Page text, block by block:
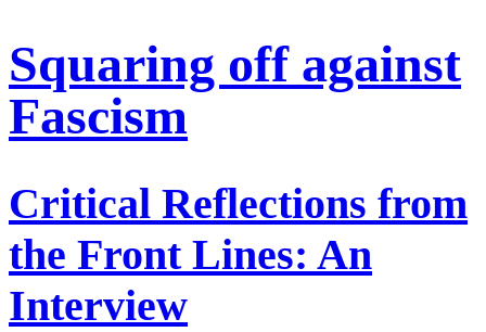
Squaring off against
Fascism
Critical Reflections from
the Front Lines: An
Interview